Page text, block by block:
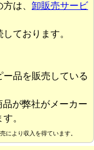
は、 卸販売サービ
ております。
品を販売している
品が弊社がメーカー
。
により収入を得ています。